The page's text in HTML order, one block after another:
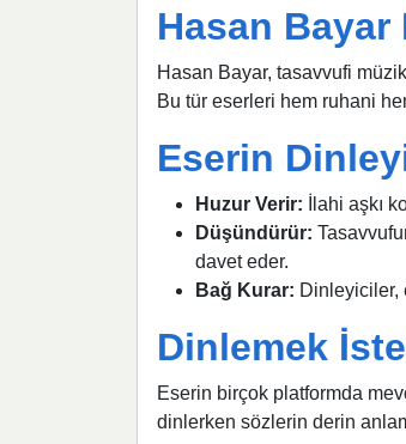
Hasan Bayar
Hasan Bayar, tasavvufi
Bu tür eserleri hem ruhani
Eserin
Huzur Verir: İlahi aşkı
Düşündürür:
davet eder.
Bağ Kurar: Dinleyiciler,
Dinlemek
Eserin birçok platformda
dinlerken sözlerin derin